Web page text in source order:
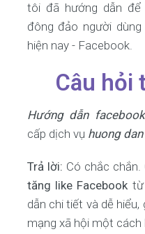
tôi đã hướng dẫn
đông đảo người
hiện nay - Facebook.
Câu hỏi
Hướng dẫn
cấp dịch vụ huong
Trả lời: Có chắc chắn.
tăng like Facebook từ
dẫn chi tiết và dễ
mạng xã hội một cách